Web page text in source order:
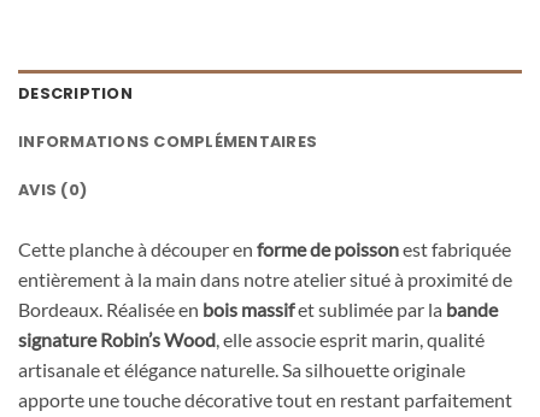
DESCRIPTION
INFORMATIONS COMPLÉMENTAIRES
AVIS (0)
Cette planche à découper en forme de poissonest fabriquée
entièrement à la main dans notre atelier situé à proximité de
Bordeaux. Réalisée en bois massifet sublimée par la bande
signature Robin’s Wood, elle associe esprit marin, qualité
artisanale et élégance naturelle. Sa silhouette originale
apporte une touche décorative tout en restant parfaitement